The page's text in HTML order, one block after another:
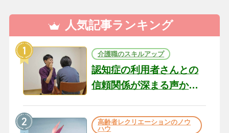
人気記事ランキング
介護職のスキルアップ
認知症の利用者さんとの
信頼関係が深まる声かけ
の現場から（22）
高齢者レクリエーションのノウ
ハウ